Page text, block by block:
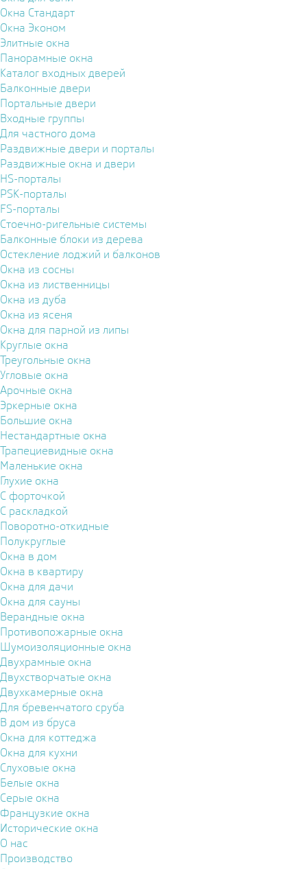
Окна Стандарт
Окна Эконом
Элитные окна
Панорамные окна
Каталог входных дверей
Балконные двери
Портальные двери
Входные группы
Для частного дома
Раздвижные двери и порталы
Раздвижные окна и двери
HS-порталы
PSK-порталы
FS-порталы
Стоечно-ригельные системы
Балконные блоки из дерева
Остекление лоджий и балконов
Окна из сосны
Окна из лиственницы
Окна из дуба
Окна из ясеня
Окна для парной из липы
Круглые окна
Треугольные окна
Угловые окна
Арочные окна
Эркерные окна
Большие окна
Нестандартные окна
Трапециевидные окна
Маленькие окна
Глухие окна
С форточкой
С раскладкой
Поворотно-откидные
Полукруглые
Окна в дом
Окна в квартиру
Окна для дачи
Окна для сауны
Верандные окна
Противопожарные окна
Шумоизоляционные окна
Двухрамные окна
Двухстворчатые окна
Двухкамерные окна
Для бревенчатого сруба
В дом из бруса
Окна для коттеджа
Окна для кухни
Слуховые окна
Белые окна
Серые окна
Французкие окна
Исторические окна
О нас
Производство